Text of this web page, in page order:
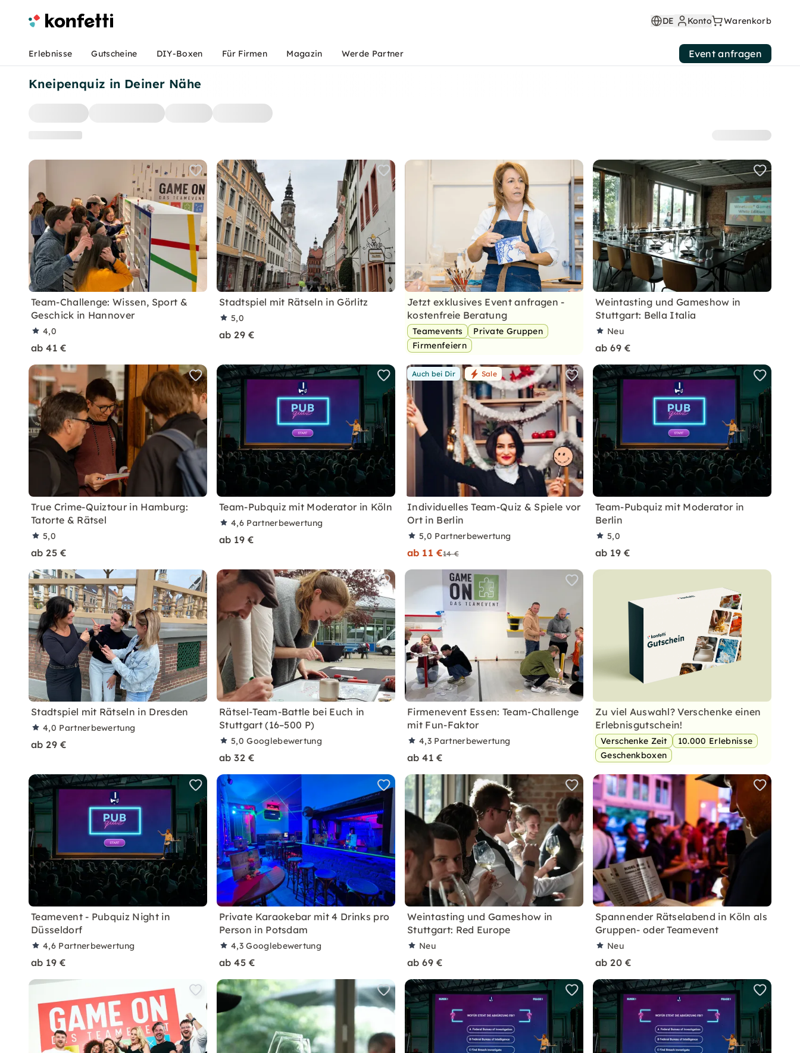
Kneipenquiz in Deiner Nähe
Team-Challenge: Wissen, Sport &
Geschick in Hannover
4,0
ab 41 €
Stadtspiel mit Rätseln in Görlitz
5,0
ab 29 €
Jetzt exklusives Event anfragen -
kostenfreie Beratung
Teamevents
Private Gruppen
Firmenfeiern
Weintasting und Gameshow in
Stuttgart: Bella Italia
Neu
ab 69 €
True Crime-Quiztour in Hamburg:
Tatorte & Rätsel
5,0
ab 25 €
Team-Pubquiz mit Moderator in Köln
4,6 Partnerbewertung
ab 19 €
Auch bei Dir Sale
Individuelles Team-Quiz & Spiele vor
Ort in Berlin
5,0 Partnerbewertung
ab 11 €14 €
Team-Pubquiz mit Moderator in
Berlin
5,0
ab 19 €
Stadtspiel mit Rätseln in Dresden
4,0 Partnerbewertung
ab 29 €
Rätsel-Team-Battle bei Euch in
Stuttgart (16–500 P)
5,0Googlebewertung
ab 32 €
Firmenevent Essen: Team-Challenge
mit Fun-Faktor
4,3 Partnerbewertung
ab 41 €
Zu viel Auswahl? Verschenke einen
Erlebnisgutschein!
Verschenke Zeit
10.000 Erlebnisse
Geschenkboxen
Teamevent - Pubquiz Night in
Düsseldorf
4,6 Partnerbewertung
ab 19 €
Private Karaokebar mit 4 Drinks pro
Person in Potsdam
4,3Googlebewertung
ab 45 €
Weintasting und Gameshow in
Stuttgart: Red Europe
Neu
ab 69 €
Spannender Rätselabend in Köln als
Gruppen- oder Teamevent
Neu
ab 20 €
DE Konto Warenkorb
Erlebnisse Gutscheine DIY-Boxen Für Firmen Magazin Werde Partner Event anfragen